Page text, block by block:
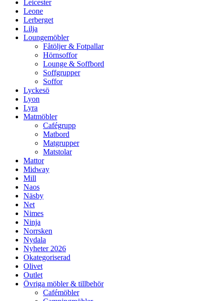
Leicester
Leone
Lerberget
Lilja
Loungemöbler
Fåtöljer & Fotpallar
Hörnsoffor
Lounge & Soffbord
Soffgrupper
Soffor
Lyckesö
Lyon
Lyra
Matmöbler
Cafégrupp
Matbord
Matgrupper
Matstolar
Mattor
Midway
Mill
Naos
Näsby
Net
Nimes
Ninja
Norrsken
Nydala
Nyheter 2026
Okategoriserad
Olivet
Outlet
Övriga möbler & tillbehör
Cafémöbler